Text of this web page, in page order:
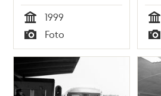
Tid
1999
Typ
Foto Tid
Typ